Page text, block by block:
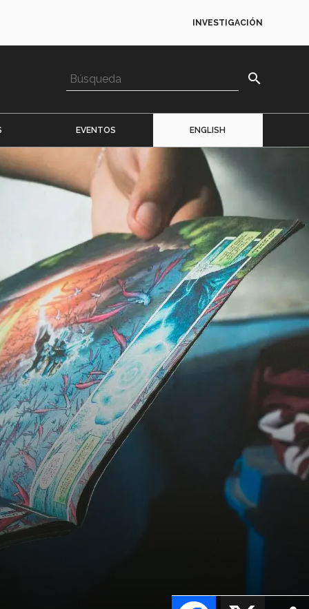
INVESTIGACIÓN
search
EVENTOS ENGLISH
X
Facebook